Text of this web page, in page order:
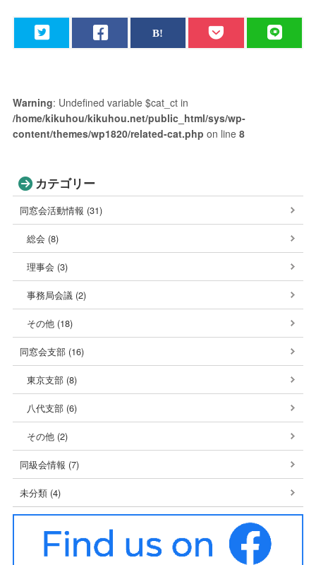
Warning: Undefined variable $cat_ct in
/home/kikuhou/kikuhou.net/public_html/sys/wp-
content/themes/wp1820/related-cat.php on line 8
カテゴリー
同窓会活動情報 (31)
総会 (8)
理事会 (3)
事務局会議 (2)
その他 (18)
同窓会支部 (16)
東京支部 (8)
八代支部 (6)
その他 (2)
同級会情報 (7)
未分類 (4)